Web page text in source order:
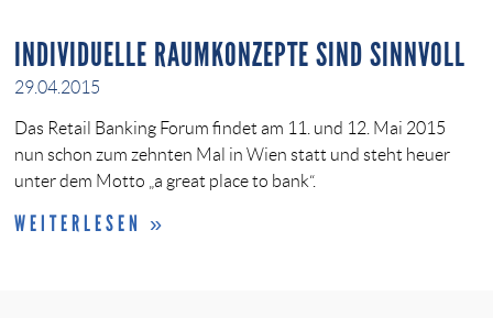
INDIVIDUELLE RAUMKONZEPTE SIND SINNVOLL
29.04.2015
Das Retail Banking Forum findet am 11. und 12. Mai 2015
nun schon zum zehnten Mal in Wien statt und steht heuer
unter dem Motto „a great place to bank“.
WEITERLESEN »